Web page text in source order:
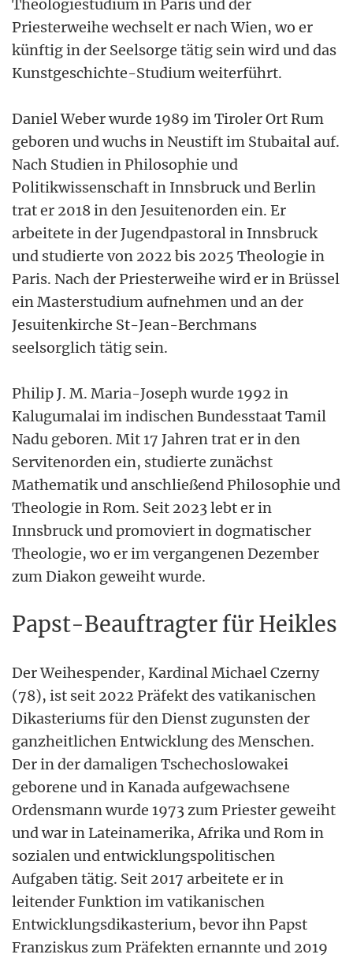
Theologiestudium in Paris und der
Priesterweihe wechselt er nach Wien, wo er
künftig in der Seelsorge tätig sein wird und das
Kunstgeschichte-Studium weiterführt.
Daniel Weber wurde 1989 im Tiroler Ort Rum
geboren und wuchs in Neustift im Stubaital auf.
Nach Studien in Philosophie und
Politikwissenschaft in Innsbruck und Berlin
trat er 2018 in den Jesuitenorden ein. Er
arbeitete in der Jugendpastoral in Innsbruck
und studierte von 2022 bis 2025 Theologie in
Paris. Nach der Priesterweihe wird er in Brüssel
ein Masterstudium aufnehmen und an der
Jesuitenkirche St-Jean-Berchmans
seelsorglich tätig sein.
Philip J. M. Maria-Joseph wurde 1992 in
Kalugumalai im indischen Bundesstaat Tamil
Nadu geboren. Mit 17 Jahren trat er in den
Servitenorden ein, studierte zunächst
Mathematik und anschließend Philosophie und
Theologie in Rom. Seit 2023 lebt er in
Innsbruck und promoviert in dogmatischer
Theologie, wo er im vergangenen Dezember
zum Diakon geweiht wurde.
Papst-Beauftragter für Heikles
Der Weihespender, Kardinal Michael Czerny
(78), ist seit 2022 Präfekt des vatikanischen
Dikasteriums für den Dienst zugunsten der
ganzheitlichen Entwicklung des Menschen.
Der in der damaligen Tschechoslowakei
geborene und in Kanada aufgewachsene
Ordensmann wurde 1973 zum Priester geweiht
und war in Lateinamerika, Afrika und Rom in
sozialen und entwicklungspolitischen
Aufgaben tätig. Seit 2017 arbeitete er in
leitender Funktion im vatikanischen
Entwicklungsdikasterium, bevor ihn Papst
Franziskus zum Präfekten ernannte und 2019